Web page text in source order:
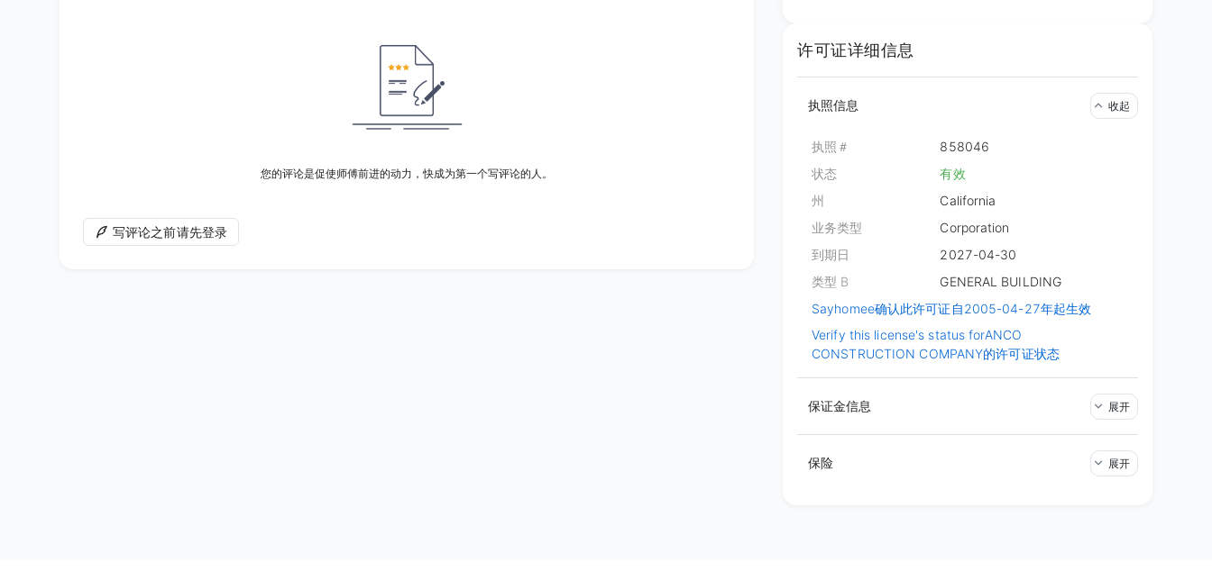
您的评论是促使师傅前进的动力，快成为第一个写评论的人。
写评论之前请先登录
许可证详细信息
执照信息 收起
执照＃
858046
状态
有效
州
California
业务类型
Corporation
到期日
2027-04-30
类型 B
GENERAL BUILDING
Sayhomee确认此许可证自2005-04-27年起生效
Verify this license's status forANCO
CONSTRUCTION COMPANY的许可证状态
保证金信息 展开
保险 展开